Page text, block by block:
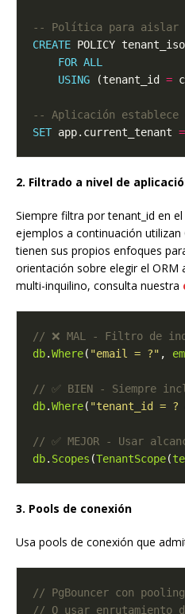
CREATE POLICY
FOR ALL
USING (tenant_id =
SET app.current_tenant =
2. Filtrado a nivel de
Siempre filtra por tenant_id en
ejemplos a continuación
tienen sus propios enfoques
orientación sobre elegir el ORM
multi-inquilino, consulta nuestra
db.Where( "email = ?" ,
db.Where( "tenant_id = ?
db. Scopes (TenantScope(
3. Pools de conexión
Usa pools de conexión que